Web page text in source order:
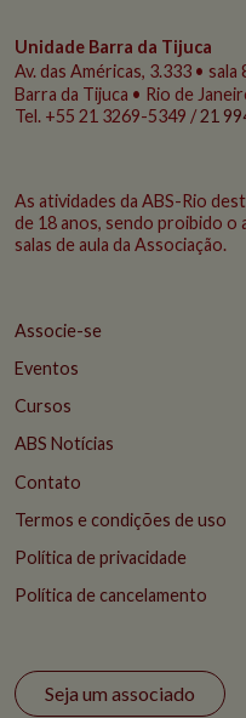
Unidade Barra da Tijuca
Av. das Américas, 3.333 • sala
Barra da Tijuca • Rio de
Tel. +55 21 3269-5349 /21
As atividades da ABS-Rio
de 18 anos, sendo proibido o
salas de aula da Associação.
Associe-se
Eventos
Cursos
ABS Notícias
Contato
Termos e condições de uso
Política de privacidade
Política de cancelamento
Seja um associado